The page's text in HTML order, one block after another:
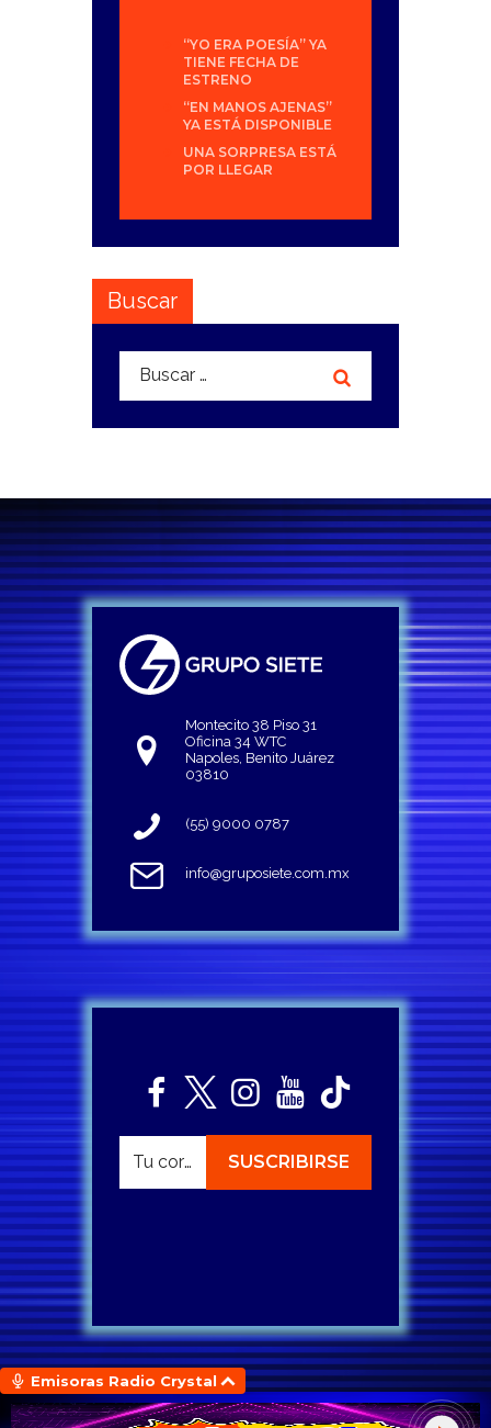
“YO ERA POESÍA” YA
TIENE FECHA DE
ESTRENO
“EN MANOS AJENAS”
YA ESTÁ DISPONIBLE
UNA SORPRESA ESTÁ
POR LLEGAR
Buscar
Buscar:
Montecito 38 Piso 31
Oficina 34 WTC
Napoles, Benito Juárez
03810
(55) 9000 0787
info@gruposiete.com.mx
Emisoras Radio Crystal